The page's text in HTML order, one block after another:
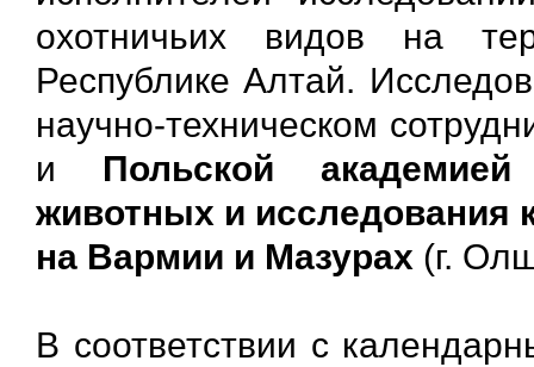
охотничьих видов на
Республике Алтай.
научно-техническом
и Польской
животных и исследования
на Вармии и Мазурах (г.
В соответствии с